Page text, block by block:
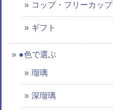
コップ・フリーカップ
ギフト
●色で選ぶ
瑠璃
深瑠璃